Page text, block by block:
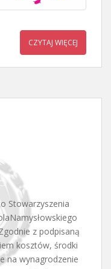
CZYTAJ WIĘCEJ
Stowarzyszenia
z podpisaną
kosztów, środki
na wynagrodzenie